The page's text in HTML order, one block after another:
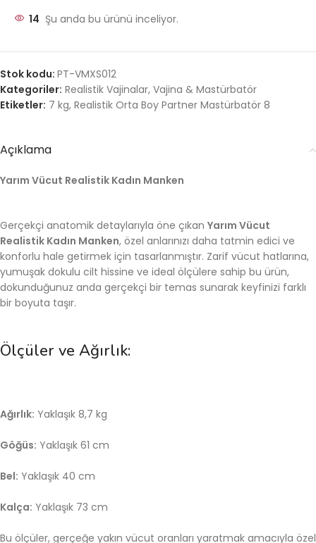
14 Şu anda bu ürünü inceliyor.
Stok kodu: PT-VMXS012
Kategoriler: Realistik Vajinalar, Vajina & Mastürbatör
Etiketler: 7 kg, Realistik Orta Boy Partner Mastürbatör 8
Açıklama
Yarım Vücut Realistik Kadın Manken
Gerçekçi anatomik detaylarıyla öne çıkan Yarım Vücut
Realistik Kadın Manken, özel anlarınızı daha tatmin edici ve
konforlu hale getirmek için tasarlanmıştır. Zarif vücut hatlarına,
yumuşak dokulu cilt hissine ve ideal ölçülere sahip bu ürün,
dokunduğunuz anda gerçekçi bir temas sunarak keyfinizi farklı
bir boyuta taşır.
Ölçüler ve Ağırlık:
Ağırlık: Yaklaşık 8,7 kg
Göğüs: Yaklaşık 61 cm
Bel: Yaklaşık 40 cm
Kalça: Yaklaşık 73 cm
Bu ölçüler, gerçeğe yakın vücut oranları yaratmak amacıyla özel